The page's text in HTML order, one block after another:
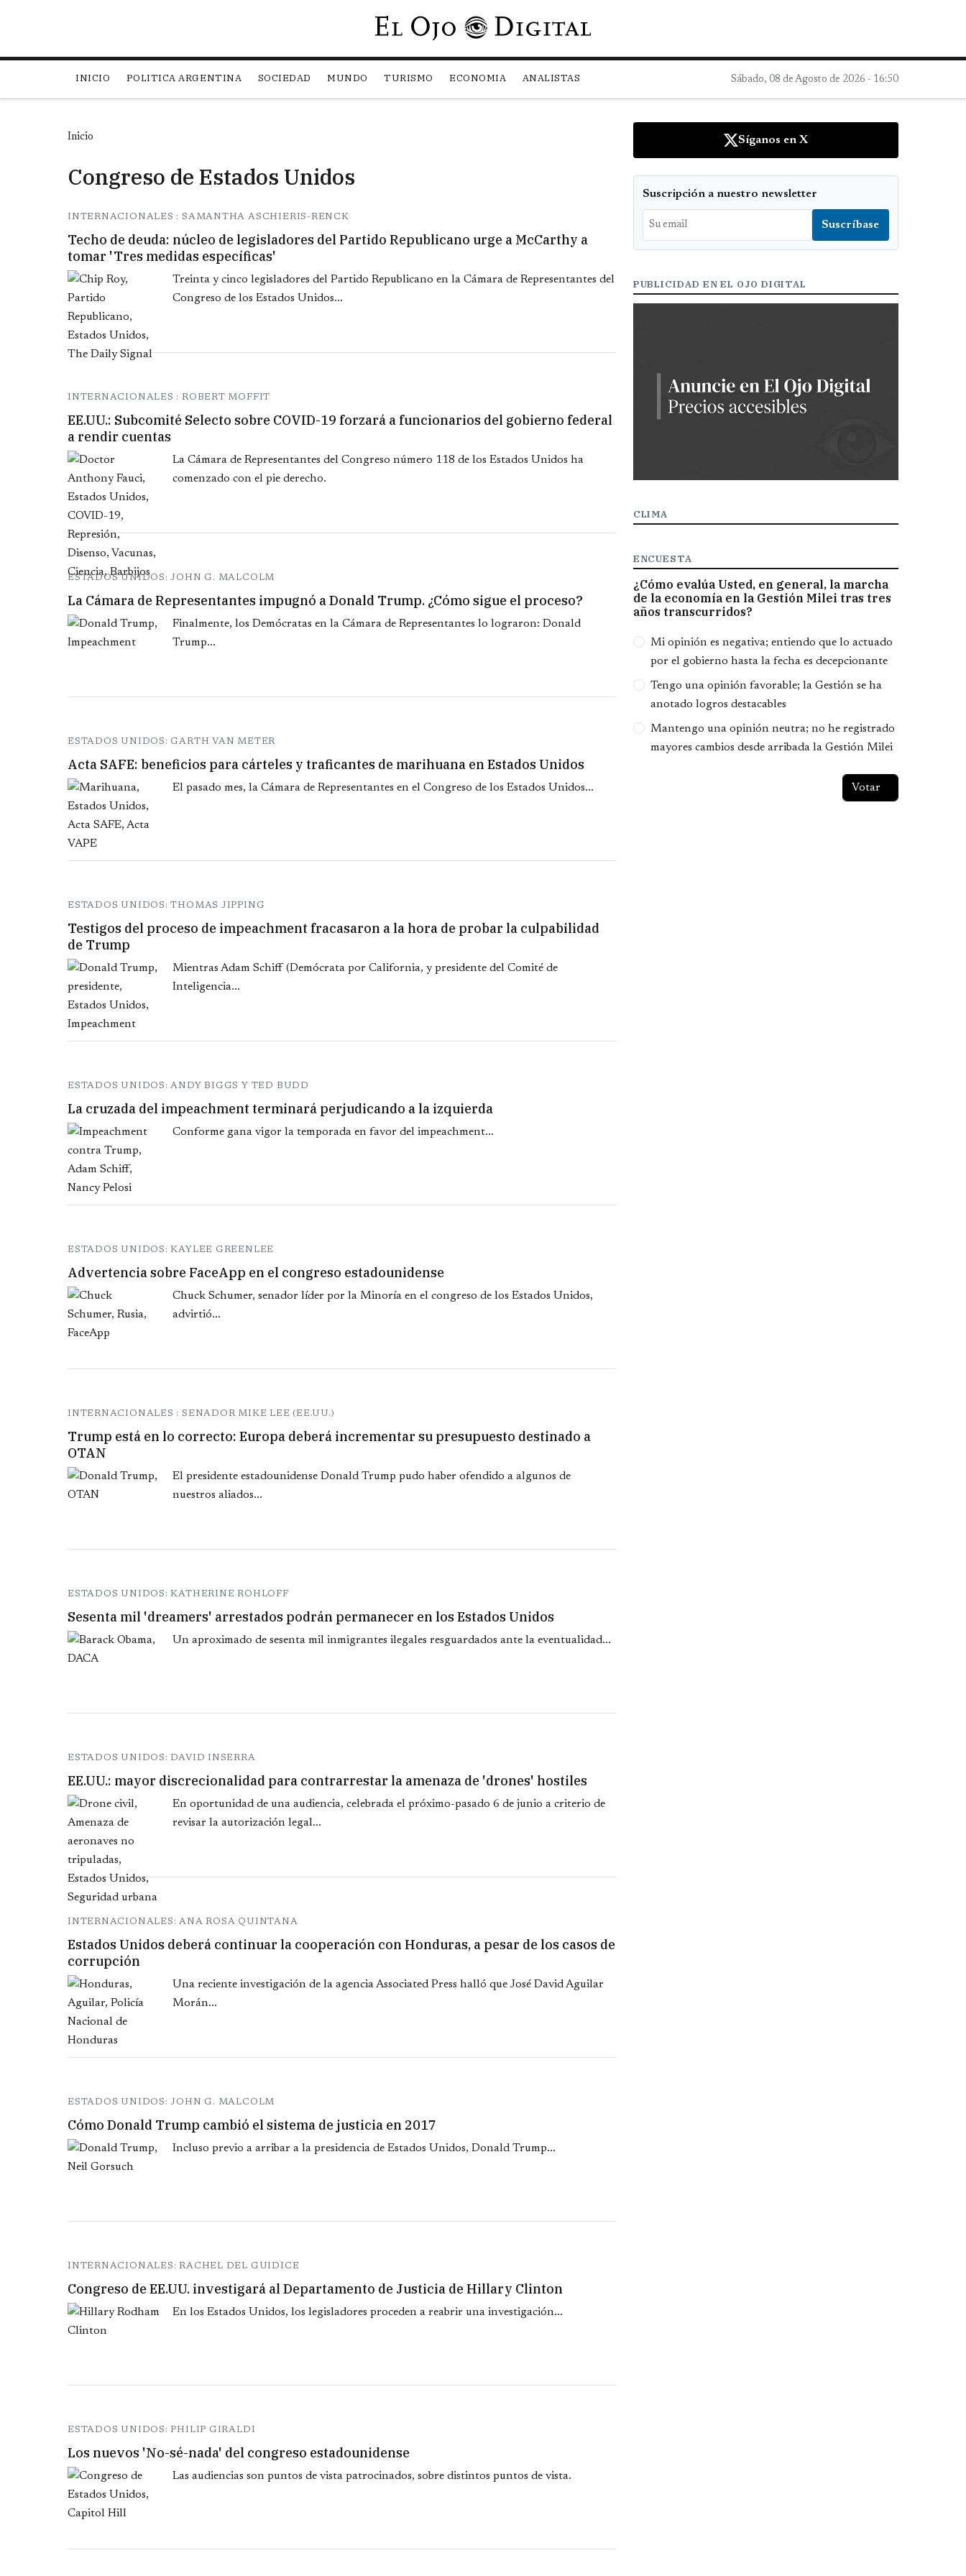
Pasar al contenido principal
INICIO POLITICA ARGENTINA SOCIEDAD MUNDO TURISMO ECONOMIA ANALISTAS Sábado, 08 de Agosto de 2026 - 16:50
Inicio
Congreso de Estados Unidos
INTERNACIONALES : SAMANTHA ASCHIERIS-RENCK
Techo de deuda: núcleo de legisladores del Partido Republicano urge a McCarthy a
tomar 'Tres medidas específicas'
Treinta y cinco legisladores del Partido Republicano en la Cámara de Representantes del
Congreso de los Estados Unidos...
INTERNACIONALES : ROBERT MOFFIT
EE.UU.: Subcomité Selecto sobre COVID-19 forzará a funcionarios del gobierno federal
a rendir cuentas
La Cámara de Representantes del Congreso número 118 de los Estados Unidos ha
comenzado con el pie derecho.
ESTADOS UNIDOS: JOHN G. MALCOLM
La Cámara de Representantes impugnó a Donald Trump. ¿Cómo sigue el proceso?
Finalmente, los Demócratas en la Cámara de Representantes lo lograron: Donald
Trump...
ESTADOS UNIDOS: GARTH VAN METER
Acta SAFE: beneficios para cárteles y traficantes de marihuana en Estados Unidos
El pasado mes, la Cámara de Representantes en el Congreso de los Estados Unidos...
ESTADOS UNIDOS: THOMAS JIPPING
Testigos del proceso de impeachment fracasaron a la hora de probar la culpabilidad
de Trump
Mientras Adam Schiff (Demócrata por California, y presidente del Comité de
Inteligencia...
ESTADOS UNIDOS: ANDY BIGGS Y TED BUDD
La cruzada del impeachment terminará perjudicando a la izquierda
Conforme gana vigor la temporada en favor del impeachment...
ESTADOS UNIDOS: KAYLEE GREENLEE
Advertencia sobre FaceApp en el congreso estadounidense
Chuck Schumer, senador líder por la Minoría en el congreso de los Estados Unidos,
advirtió...
INTERNACIONALES : SENADOR MIKE LEE (EE.UU.)
Trump está en lo correcto: Europa deberá incrementar su presupuesto destinado a
OTAN
El presidente estadounidense Donald Trump pudo haber ofendido a algunos de
nuestros aliados...
ESTADOS UNIDOS: KATHERINE ROHLOFF
Sesenta mil 'dreamers' arrestados podrán permanecer en los Estados Unidos
Un aproximado de sesenta mil inmigrantes ilegales resguardados ante la eventualidad...
ESTADOS UNIDOS: DAVID INSERRA
EE.UU.: mayor discrecionalidad para contrarrestar la amenaza de 'drones' hostiles
En oportunidad de una audiencia, celebrada el próximo-pasado 6 de junio a criterio de
revisar la autorización legal...
INTERNACIONALES: ANA ROSA QUINTANA
Estados Unidos deberá continuar la cooperación con Honduras, a pesar de los casos de
corrupción
Una reciente investigación de la agencia Associated Press halló que José David Aguilar
Morán...
ESTADOS UNIDOS: JOHN G. MALCOLM
Cómo Donald Trump cambió el sistema de justicia en 2017
Incluso previo a arribar a la presidencia de Estados Unidos, Donald Trump...
INTERNACIONALES: RACHEL DEL GUIDICE
Congreso de EE.UU. investigará al Departamento de Justicia de Hillary Clinton
En los Estados Unidos, los legisladores proceden a reabrir una investigación...
ESTADOS UNIDOS: PHILIP GIRALDI
Los nuevos 'No-sé-nada' del congreso estadounidense
Las audiencias son puntos de vista patrocinados, sobre distintos puntos de vista.
Síganos en X
Suscripción a nuestro newsletter
PUBLICIDAD EN EL OJO DIGITAL
CLIMA
ENCUESTA
¿Cómo evalúa Usted, en general, la marcha
de la economía en la Gestión Milei tras tres
años transcurridos?
Opciones
Mi opinión es negativa; entiendo que lo actuado
por el gobierno hasta la fecha es decepcionante
Tengo una opinión favorable; la Gestión se ha
anotado logros destacables
Mantengo una opinión neutra; no he registrado
mayores cambios desde arribada la Gestión Milei